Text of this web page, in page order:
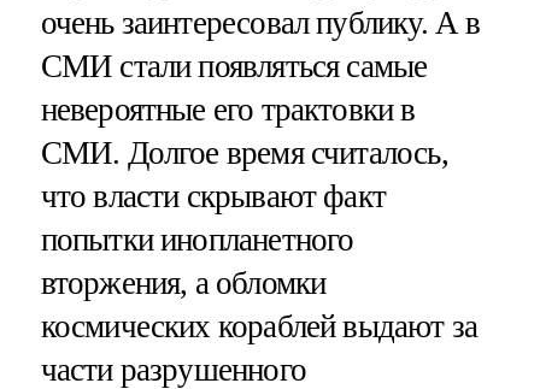
очень заинтересовал публику. А в
СМИ стали появляться самые
невероятные его трактовки в
СМИ. Долгое время считалось,
что власти скрывают факт
попытки инопланетного
вторжения, а обломки
космических кораблей выдают за
части разрушенного